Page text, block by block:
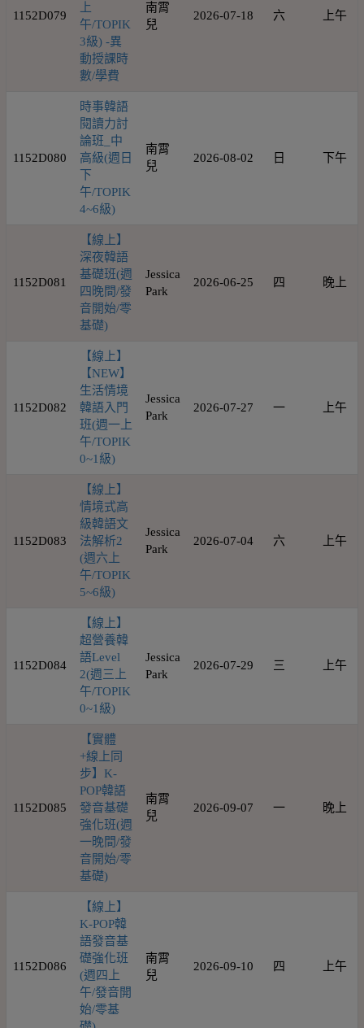
1152D079
上
午/TOPIK
3級) -異
動授課時
數/學費
南霄
兒
2026-07-18 六 上午
1152D080
時事韓語
閱讀力討
論班_中
高級(週日
下
午/TOPIK
4~6級)
南霄
兒
2026-08-02 日 下午
1152D081
【線上】
深夜韓語
基礎班(週
四晚間/發
音開始/零
基礎)
Jessica
Park
2026-06-25 四 晚上
1152D082
【線上】
【NEW】
生活情境
韓語入門
班(週一上
午/TOPIK
0~1級)
Jessica
Park
2026-07-27 一 上午
1152D083
【線上】
情境式高
級韓語文
法解析2
(週六上
午/TOPIK
5~6級)
Jessica
Park
2026-07-04 六 上午
1152D084
【線上】
超營養韓
語Level
2(週三上
午/TOPIK
0~1級)
Jessica
Park
2026-07-29 三 上午
1152D085
【實體
+線上同
步】K-
POP韓語
發音基礎
強化班(週
一晚間/發
音開始/零
基礎)
南霄
兒
2026-09-07 一 晚上
1152D086
【線上】
K-POP韓
語發音基
礎強化班
(週四上
午/發音開
始/零基
南霄
兒
2026-09-10 四 上午